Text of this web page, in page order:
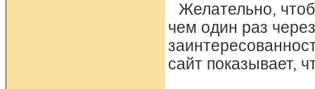
Желательно,
чем один раз
сайт показывает,